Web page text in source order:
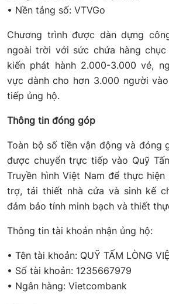
• Nền tảng số: VTVGo
Chương trình được dàn dựng
ngoài trời với sức chứa hàng
kiến phát hành 2.000-3.000 vé,
vực dành cho hơn 3.000 người
tiếp ủng hộ.
Thông tin đóng góp
Toàn bộ số tiền vận động và đóng
được chuyển trực tiếp vào Quỹ
Truyền hình Việt Nam để thực
trợ, tái thiết nhà cửa và sinh kế
đảm bảo tính minh bạch và thiết
Thông tin tài khoản nhận ủng hộ:
• Tên tài khoản: QUỸ TẤM LÒNG
• Số tài khoản: 1235667979
• Ngân hàng: Vietcombank